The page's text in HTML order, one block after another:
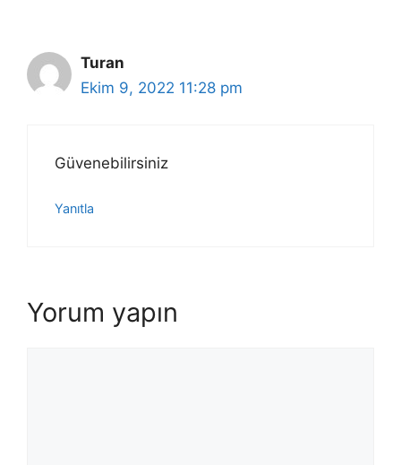
Turan
Ekim 9, 2022 11:28 pm
Güvenebilirsiniz
Yanıtla
Yorum yapın